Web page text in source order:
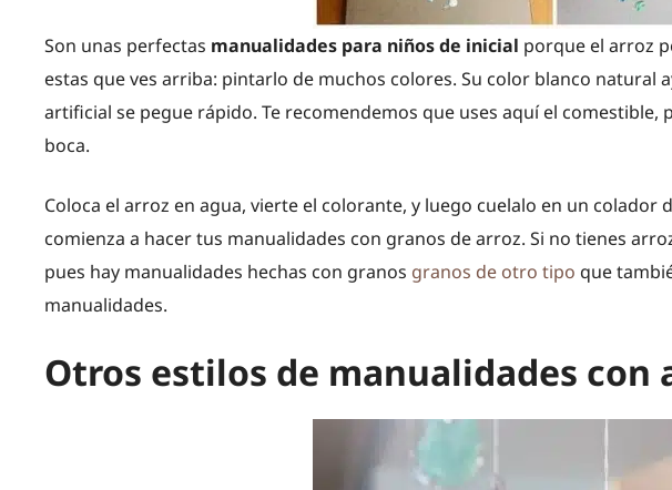
Son unas perfectas manualidades para niños de inicial porque el arroz
estas que ves arriba: pintarlo de muchos colores. Su color blanco natural
artificial se pegue rápido. Te recomendemos que uses aquí el comestible,
boca.
Coloca el arroz en agua, vierte el colorante, y luego cuelalo en un colador
comienza a hacer tus manualidades con granos de arroz. Si no tienes
pues hay manualidades hechas con granos granos de otro tipo que
manualidades.
Otros estilos de manualidades con